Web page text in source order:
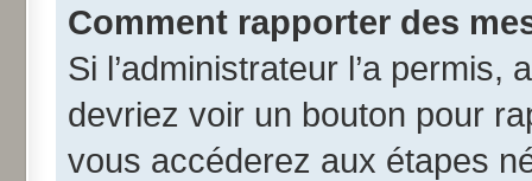
Comment rapporter des
Si l’administrateur l’a
devriez voir un bouton pour
vous accéderez aux étapes